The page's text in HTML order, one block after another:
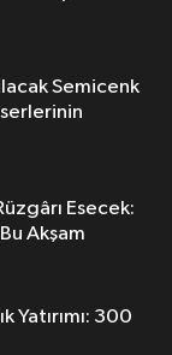
Semicenk
Esecek:
Akşam
Yatırımı: 300